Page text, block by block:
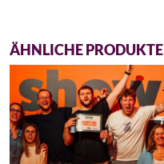
ÄHNLICHE PRODUKTE